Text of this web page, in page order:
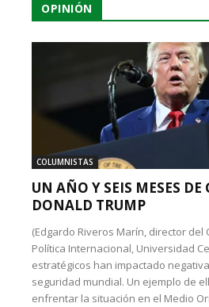
OPINIÓN
COLUMNISTAS
UN AÑO Y SEIS MESES DE
DONALD TRUMP
(Edgardo Riveros Marín, director del
Política Internacional, Universidad
estratégicos han impactado
seguridad mundial. Un ejemplo de
enfrentar la situación en el Medio